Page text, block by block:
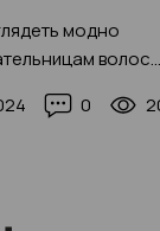
модно
волос
укладками и
0